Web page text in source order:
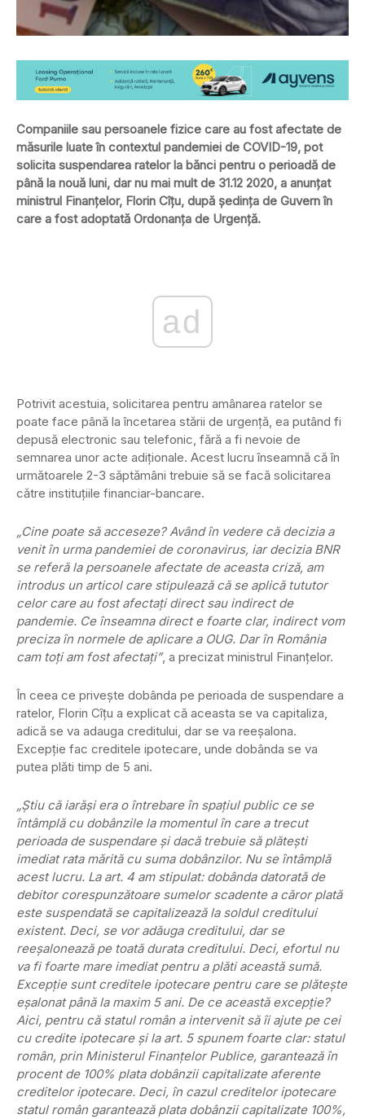
Companiile sau persoanele fizice care au fost afectate de
măsurile luate în contextul pandemiei de COVID-19, pot
solicita suspendarea ratelor la bănci pentru o perioadă de
până la nouă luni, dar nu mai mult de 31.12 2020, a anunţat
ministrul Finanţelor, Florin Cîţu, după şedinţa de Guvern în
care a fost adoptată Ordonanţa de Urgenţă.
ad
Potrivit acestuia, solicitarea pentru amânarea ratelor se
poate face până la încetarea stării de urgenţă, ea putând fi
depusă electronic sau telefonic, fără a fi nevoie de
semnarea unor acte adiţionale. Acest lucru înseamnă că în
următoarele 2-3 săptămâni trebuie să se facă solicitarea
către instituţiile financiar-bancare.
„Cine poate să acceseze? Având în vedere că decizia a
venit în urma pandemiei de coronavirus, iar decizia BNR
se referă la persoanele afectate de aceasta criză, am
introdus un articol care stipulează că se aplică tututor
celor care au fost afectaţi direct sau indirect de
pandemie. Ce înseamna direct e foarte clar, indirect vom
preciza în normele de aplicare a OUG. Dar în România
cam toţi am fost afectaţi”, a precizat ministrul Finanţelor.
În ceea ce priveşte dobânda pe perioada de suspendare a
ratelor, Florin Cîţu a explicat că aceasta se va capitaliza,
adică se va adauga creditului, dar se va reeşalona.
Excepţie fac creditele ipotecare, unde dobânda se va
putea plăti timp de 5 ani.
„Ştiu că iarăşi era o întrebare în spaţiul public ce se
întâmplă cu dobânzile la momentul în care a trecut
perioada de suspendare şi dacă trebuie să plăteşti
imediat rata mărită cu suma dobânzilor. Nu se întâmplă
acest lucru. La art. 4 am stipulat: dobânda datorată de
debitor corespunzătoare sumelor scadente a căror plată
este suspendată se capitalizează la soldul creditului
existent. Deci, se vor adăuga creditului, dar se
reeşalonează pe toată durata creditului. Deci, efortul nu
va fi foarte mare imediat pentru a plăti această sumă.
Excepţie sunt creditele ipotecare pentru care se plăteşte
eşalonat până la maxim 5 ani. De ce această excepţie?
Aici, pentru că statul român a intervenit să îi ajute pe cei
cu credite ipotecare şi la art. 5 spunem foarte clar: statul
român, prin Ministerul Finanţelor Publice, garantează în
procent de 100% plata dobânzii capitalizate aferente
creditelor ipotecare. Deci, în cazul creditelor ipotecare
statul român garantează plata dobânzii capitalizate 100%,